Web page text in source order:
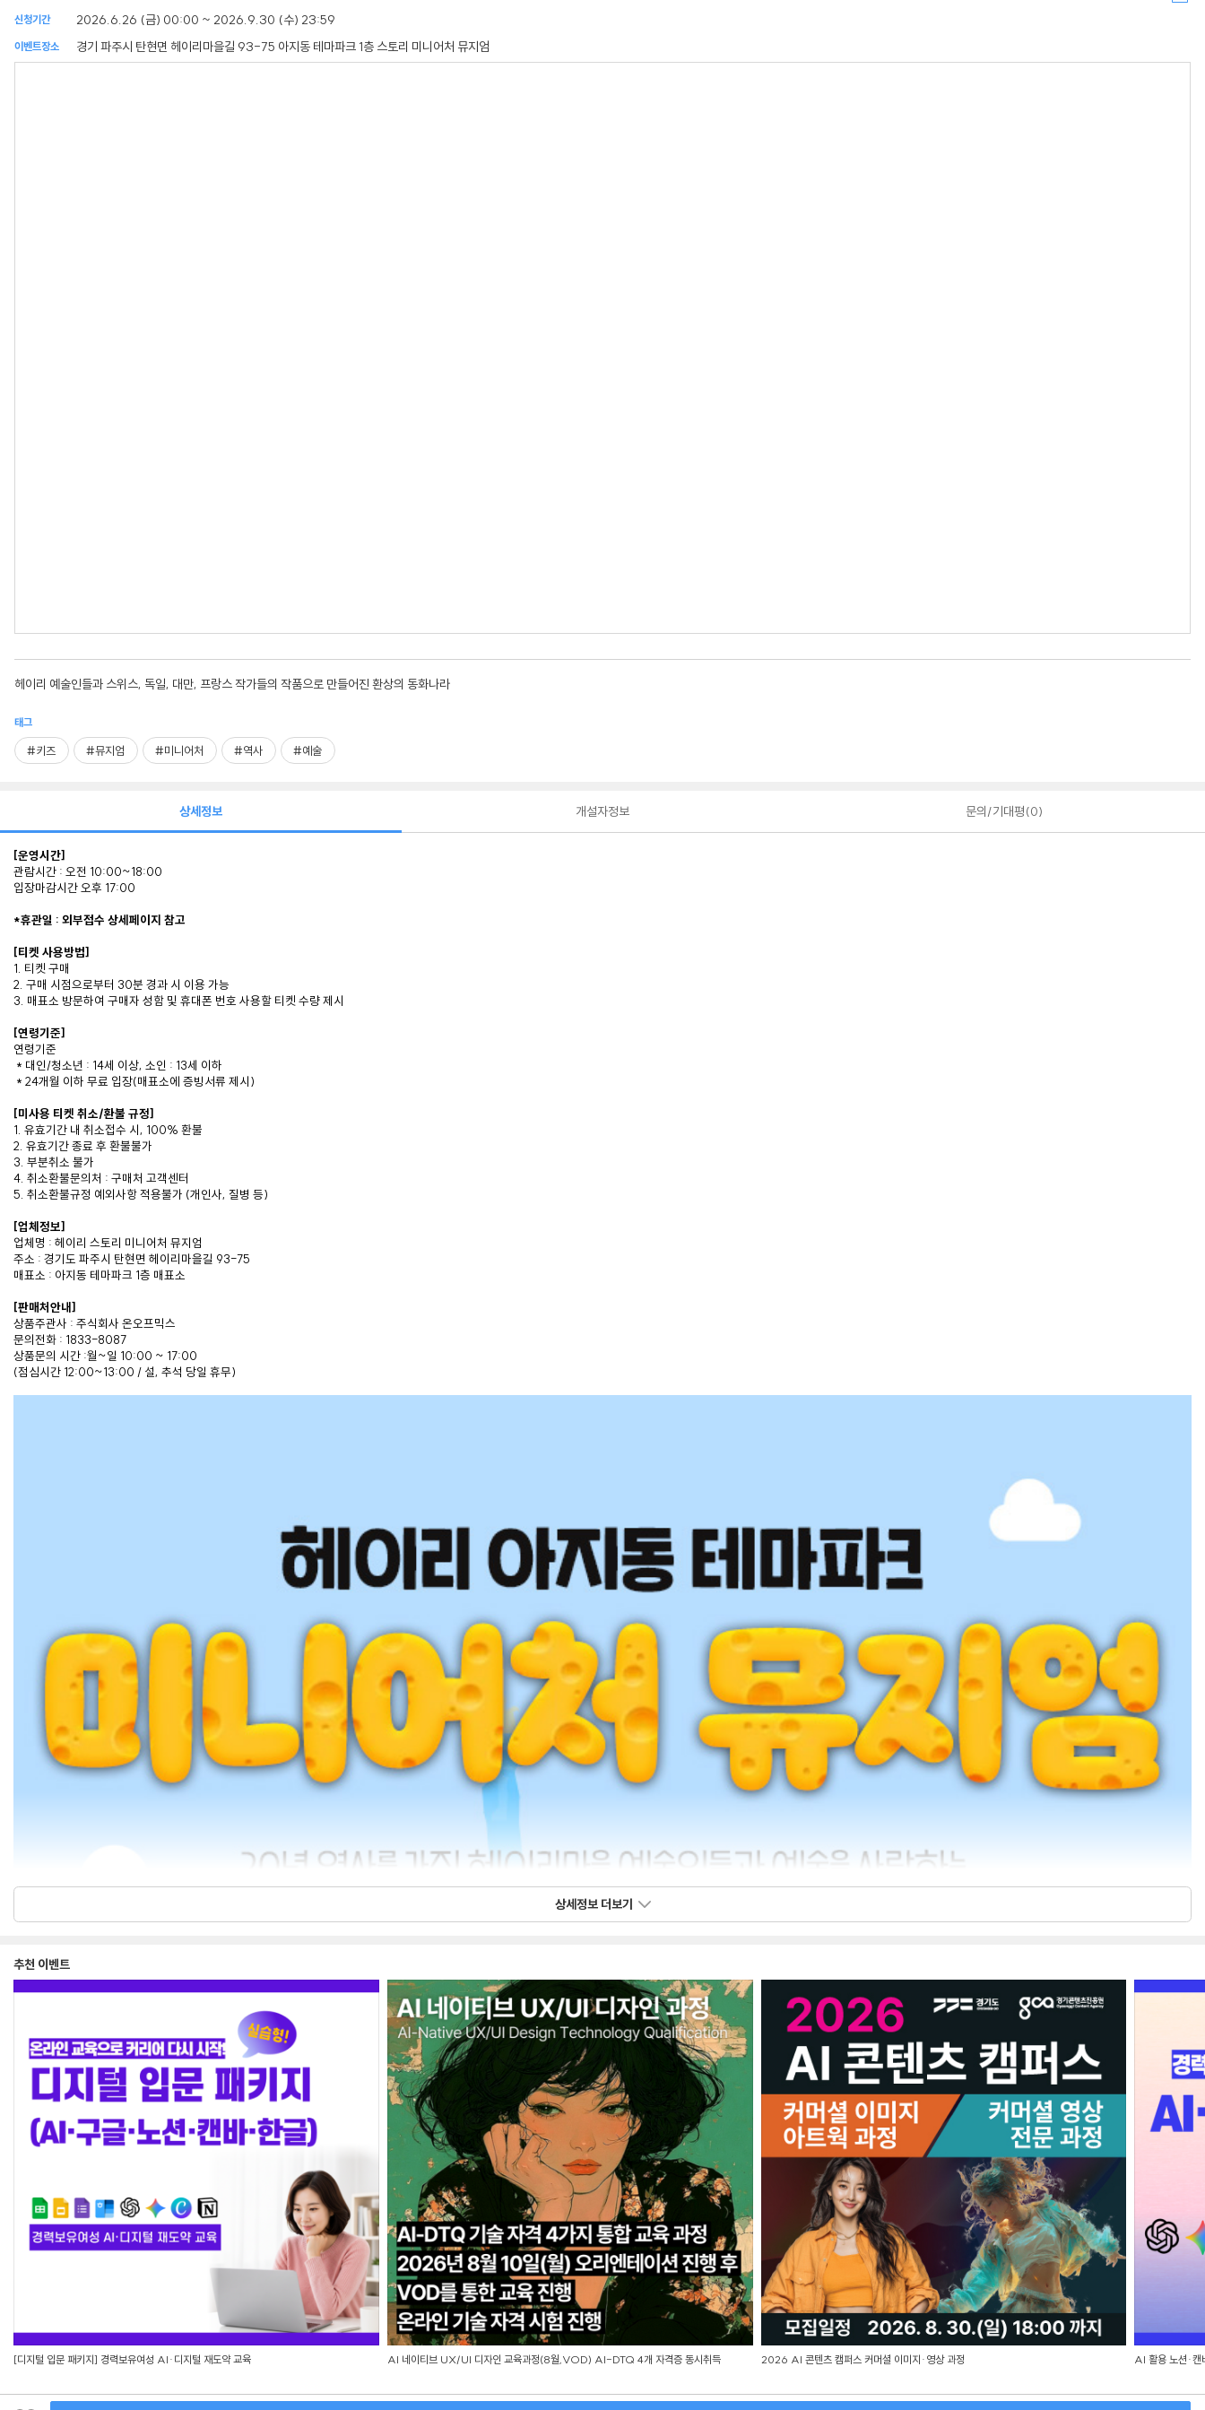
신청기간 2026.6.26 (금) 00:00 ~ 2026.9.30 (수) 23:59
이벤트장소 경기 파주시 탄현면 헤이리마을길 93-75 아지동 테마파크 1층 스토리 미니어처 뮤지엄
헤이리 예술인들과 스위스, 독일, 대만, 프랑스 작가들의 작품으로 만들어진 환상의 동화나라
태그
#키즈 #뮤지엄 #미니어처 #역사 #예술
상세정보
[운영시간]
관람시간 : 오전 10:00~18:00
입장마감시간 오후 17:00
*휴관일 : 외부접수 상세페이지 참고
[티켓 사용방법]
1. 티켓 구매
2. 구매 시점으로부터 30분 경과 시 이용 가능
3. 매표소 방문하여 구매자 성함 및 휴대폰 번호 사용할 티켓 수량 제시
[연령기준]
연령기준
* 대인/청소년 : 14세 이상, 소인 : 13세 이하
* 24개월 이하 무료 입장(매표소에 증빙서류 제시)
[미사용 티켓 취소/환불 규정]
1. 유효기간 내 취소접수 시, 100% 환불
2. 유효기간 종료 후 환불불가
3. 부분취소 불가
4. 취소환불문의처 : 구매처 고객센터
5. 취소환불규정 예외사항 적용불가 (개인사, 질병 등)
[업체정보]
업체명 : 헤이리 스토리 미니어처 뮤지엄
주소 : 경기도 파주시 탄현면 헤이리마을길 93-75
매표소 : 아지동 테마파크 1층 매표소
[판매처안내]
상품주관사 : 주식회사 온오프믹스
문의전화 : 1833-8087
상품문의 시간 :월~일 10:00 ~ 17:00
(점심시간 12:00~13:00 / 설, 추석 당일 휴무)
상세정보 더보기
개설자정보 문의/기대평 0
추천 이벤트
[디지털 입문 패키지] 경력보유여성 AI·디지털 재도약 교육 AI 네이티브 UX/UI 디자인 교육과정(8월,VOD) AI-DTQ 4개 자격증 동시취득 2026 AI 콘텐츠 캠퍼스 커머셜 이미지·영상 과정 AI 활용 노션·캔